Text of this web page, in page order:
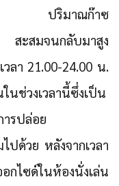
งค่ำ ปริมาณก๊าซ
ะสมจนกลับมาสูง
วลา 21.00-24.00 น.
นช่วงเวลานี้ซึ่งเป็น
ารปล่อย
ปด้วย หลังจากเวลา
กไซด์ในห้องนั่งเล่น